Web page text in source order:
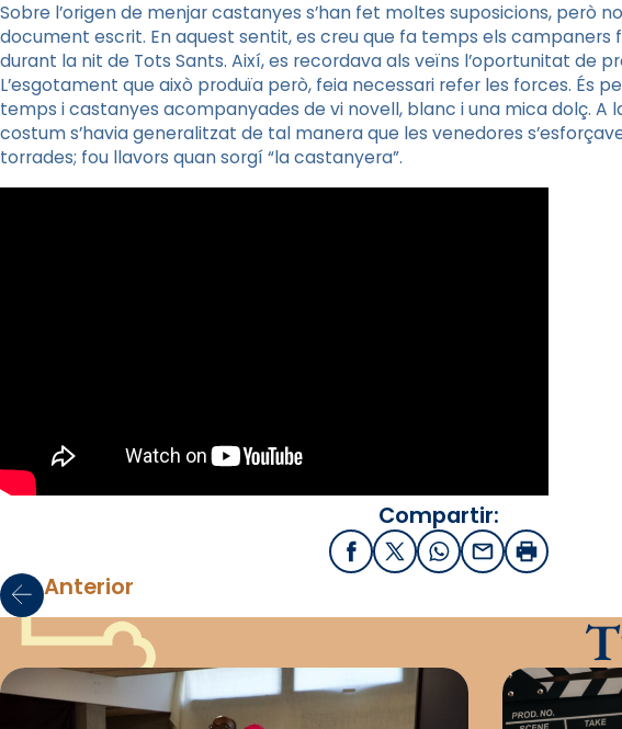
Sobre l’origen de menjar castanyes s’han fet moltes suposicions, però
document escrit. En aquest sentit, es creu que fa temps els campaners
durant la nit de Tots Sants. Així, es recordava als veïns l’oportunitat de
L’esgotament que això produïa però, feia necessari refer les forces. És
temps i castanyes acompanyades de vi novell, blanc i una mica dolç. A
costum s’havia generalitzat de tal manera que les venedores
torrades; fou llavors quan sorgí “la castanyera”.
Compartir:
FacebookX / Twitter
WhatsApp
EmailImprimir
Anterior